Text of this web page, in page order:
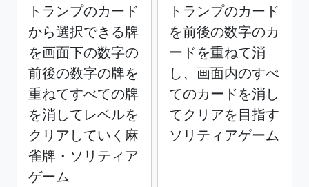
トランプのカード
から選択できる牌
を画面下の数字の
前後の数字の牌を
重ねてすべての牌
を消してレベルを
クリアしていく麻
雀牌・ソリティア
ゲーム
トランプのカード
を前後の数字のカ
ードを重ねて消
し、画面内のすべ
てのカードを消し
てクリアを目指す
ソリティアゲーム